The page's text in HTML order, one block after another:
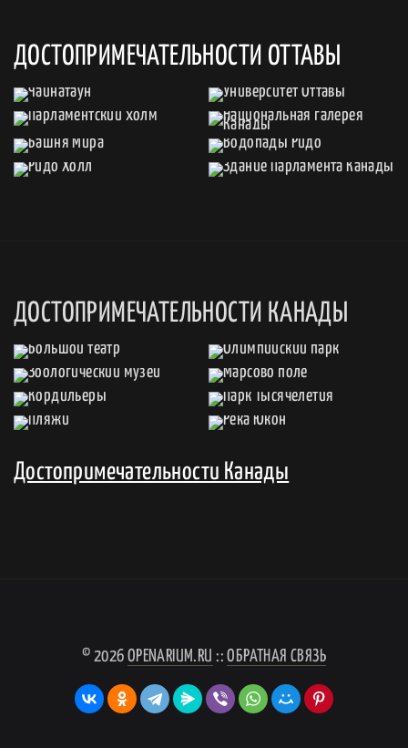
ДОСТОПРИМЕЧАТЕЛЬНОСТИ ОТТАВЫ
ДОСТОПРИМЕЧАТЕЛЬНОСТИ КАНАДЫ
Достопримечательности Канады
© 2026 OPENARIUM.RU ::ОБРАТНАЯ СВЯЗЬ